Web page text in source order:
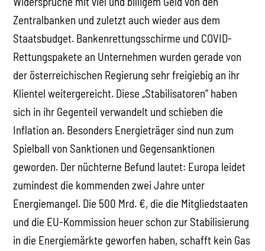
Zentralbanken und zuletzt auch wieder aus dem
Staatsbudget. Bankenrettungsschirme und COVID-
Rettungspakete an Unternehmen wurden gerade von
der österreichischen Regierung sehr freigiebig an ihr
Klientel weitergereicht. Diese „Stabilisatoren“ haben
sich in ihr Gegenteil verwandelt und schieben die
Inflation an. Besonders Energieträger sind nun zum
Spielball von Sanktionen und Gegensanktionen
geworden. Der nüchterne Befund lautet: Europa leidet
zumindest die kommenden zwei Jahre unter
Energiemangel. Die 500 Mrd. €, die die Mitgliedstaaten
und die EU-Kommission heuer schon zur Stabilisierung
in die Energiemärkte geworfen haben, schafft kein Gas